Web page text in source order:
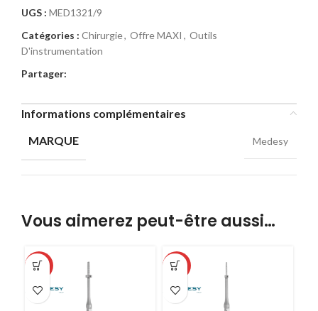
UGS : MED1321/9
Catégories : Chirurgie, Offre MAXI , Outils
D'instrumentation
Partager:
Informations complémentaires
MARQUE
Medesy
Vous aimerez peut-être aussi…
-32% -32%